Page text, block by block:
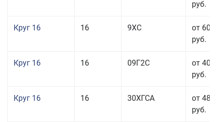
руб.
Круг 16 16 9ХС
от 60
руб.
Круг 16 16 09Г2С
от 40
руб.
Круг 16 16 30ХГСА
от 48
руб.